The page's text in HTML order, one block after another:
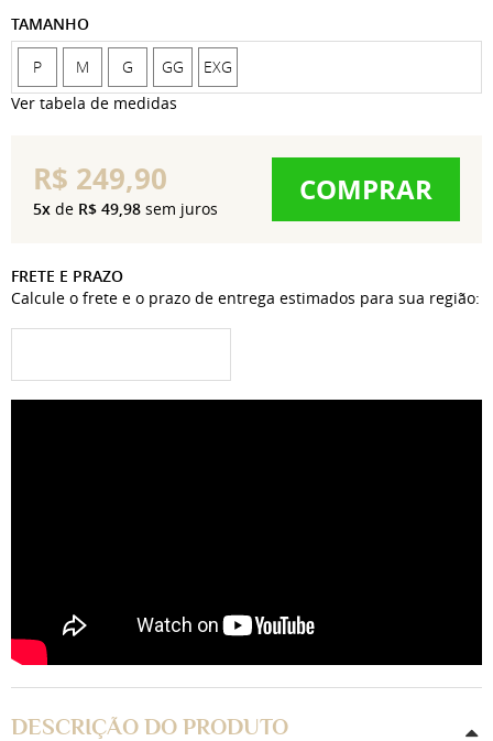
TAMANHO
P M G GG
EXG
Ver tabela de medidas
R$ 249,90
5x de R$ 49,98 sem juros COMPRAR
FRETE E PRAZO
Calcule o frete e o prazo de entrega estimados para sua região:
DESCRIÇÃO DO PRODUTO